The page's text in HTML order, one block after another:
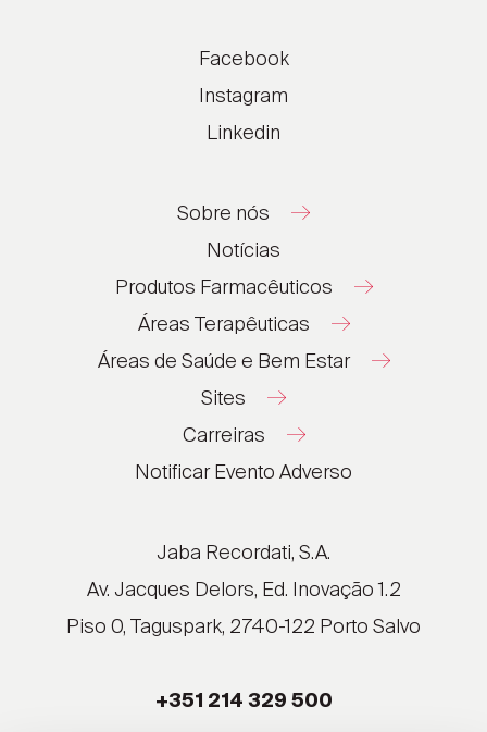
Facebook
Instagram
Linkedin
Sobre nós
Notícias
Produtos Farmacêuticos
Áreas Terapêuticas
Áreas de Saúde e Bem Estar
Sites
®
®
®
®
Carreiras
Notificar Evento Adverso
Jaba Recordati, S.A.
Av. Jacques Delors, Ed. Inovação 1.2
Piso 0, Taguspark, 2740-122 Porto Salvo
+351 214 329 500